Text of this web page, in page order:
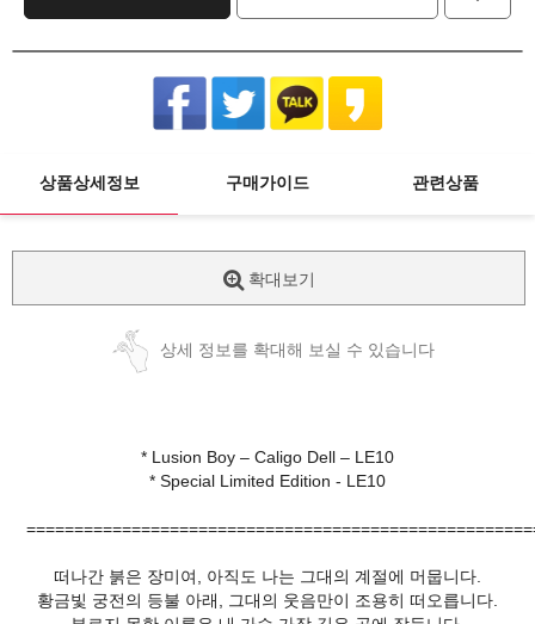
상품상세정보 구매가이드 관련상품
확대보기
상세 정보를 확대해 보실 수 있습니다
* Lusion Boy – Caligo Dell – LE10
* Special Limited Edition - LE10
떠나간 붉은 장미여, 아직도 나는 그대의 계절에 머뭅니다.
황금빛 궁전의 등불 아래, 그대의 웃음만이 조용히 떠오릅니다.